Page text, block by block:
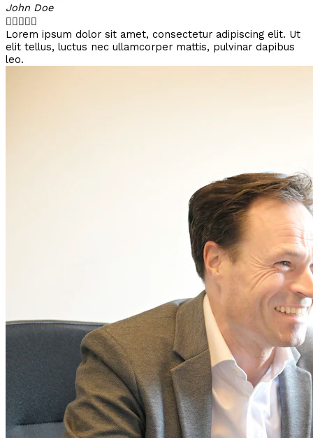
John Doe

Lorem ipsum dolor sit amet, consectetur adipiscing elit. Ut
elit tellus, luctus nec ullamcorper mattis, pulvinar dapibus
leo.